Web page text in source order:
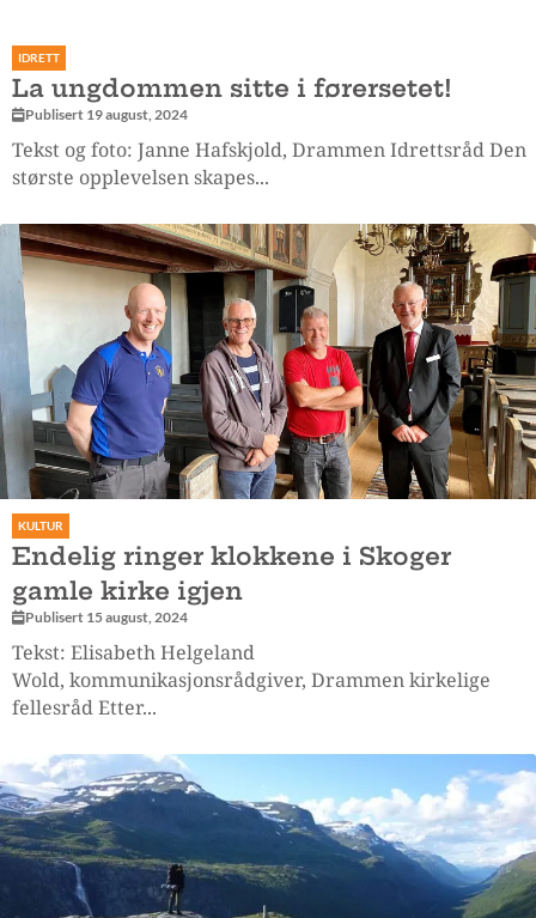
IDRETT
La ungdommen sitte i førersetet!
Publisert 19 august, 2024
Tekst og foto: Janne Hafskjold, Drammen Idrettsråd Den
største opplevelsen skapes...
KULTUR
Endelig ringer klokkene i Skoger
gamle kirke igjen
Publisert 15 august, 2024
Tekst: Elisabeth Helgeland
Wold, kommunikasjonsrådgiver, Drammen kirkelige
fellesråd Etter...